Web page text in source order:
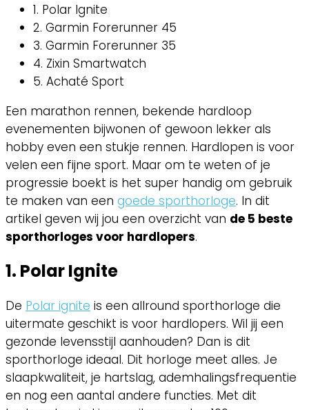
1. Polar Ignite
2. Garmin Forerunner 45
3. Garmin Forerunner 35
4. Zixin Smartwatch
5. Achaté Sport
Een marathon rennen, bekende hardloop
evenementen bijwonen of gewoon lekker als
hobby even een stukje rennen. Hardlopen is voor
velen een fijne sport. Maar om te weten of je
progressie boekt is het super handig om gebruik
te maken van een goede sporthorloge. In dit
artikel geven wij jou een overzicht van de 5 beste
sporthorloges voor hardlopers.
1. Polar Ignite
De Polar ignite is een allround sporthorloge die
uitermate geschikt is voor hardlopers. Wil jij een
gezonde levensstijl aanhouden? Dan is dit
sporthorloge ideaal. Dit horloge meet alles. Je
slaapkwaliteit, je hartslag, ademhalingsfrequentie
en nog een aantal andere functies. Met dit